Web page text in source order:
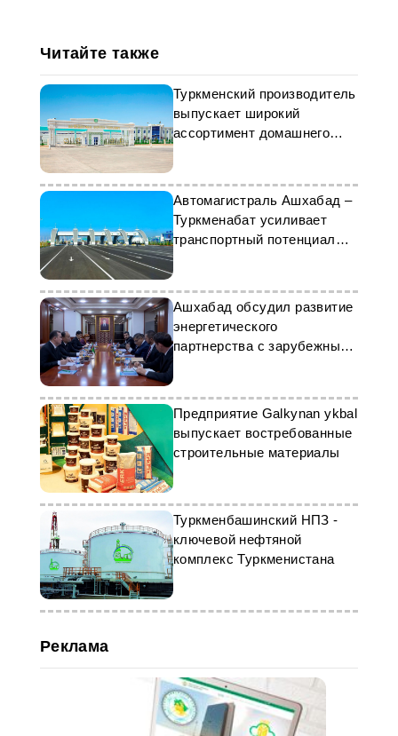
Читайте также
Туркменский производитель
выпускает широкий
ассортимент домашнего
текстиля
Автомагистраль Ашхабад –
Туркменабат усиливает
транспортный потенциал
страны
Ашхабад обсудил развитие
энергетического
партнерства с зарубежными
компаниями
Предприятие Galkynan ykbal
выпускает востребованные
строительные материалы
Туркменбашинский НПЗ -
ключевой нефтяной
комплекс Туркменистана
Реклама